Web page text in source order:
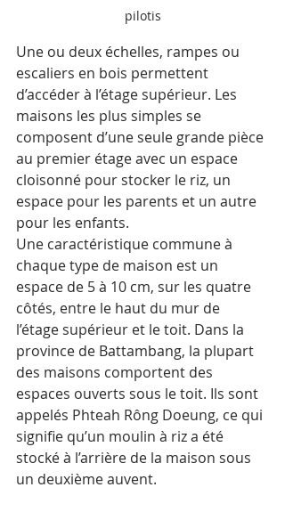
pilotis
Une ou deux échelles, rampes ou
escaliers en bois permettent
d’accéder à l’étage supérieur. Les
maisons les plus simples se
composent d’une seule grande pièce
au premier étage avec un espace
cloisonné pour stocker le riz, un
espace pour les parents et un autre
pour les enfants.
Une caractéristique commune à
chaque type de maison est un
espace de 5 à 10 cm, sur les quatre
côtés, entre le haut du mur de
l’étage supérieur et le toit. Dans la
province de Battambang, la plupart
des maisons comportent des
espaces ouverts sous le toit. Ils sont
appelés Phteah Rông Doeung, ce qui
signifie qu’un moulin à riz a été
stocké à l’arrière de la maison sous
un deuxième auvent.